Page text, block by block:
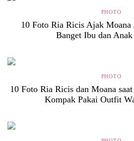
PHOTO
10 Foto Ria Ricis Ajak Moana
Banget Ibu dan
PHOTO
10 Foto Ria Ricis dan Moana
Kompak Pakai Outfit